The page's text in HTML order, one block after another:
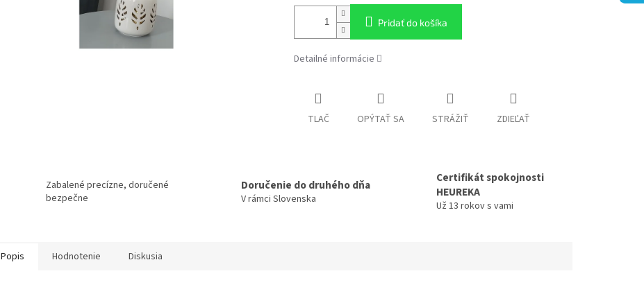
Pridať do košíka
Detailné informácie
TLAČ OPÝTAŤ SA STRÁŽIŤ ZDIEĽAŤ
Zabalené precízne, doručené
bezpečne
Doručenie do druhého dňa
V rámci Slovenska
Certifikát spokojnosti
HEUREKA
Už 13 rokov s vami
Popis Hodnotenie Diskusia